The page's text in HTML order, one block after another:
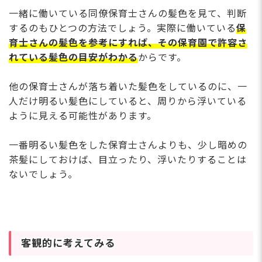
一緒に働いている同僚保育士さんの髪色を見て、判断
するのもひとつの方法でしょう。実際に働いている保
育士さんの髪色を参考にすれば、その保育園で許容さ
れている髪色の目安がわかるからです。
他の保育士さんが落ち着いた髪色をしているのに、一
人だけ明るい髪色にしていると、周りから浮いている
ように見える可能性があります。
一番明るい髪色をした保育士さんよりも、少し暗めの
茶髪にしておけば、目立ったり、浮いたりすることは
ないでしょう。
客観的に考えてみる